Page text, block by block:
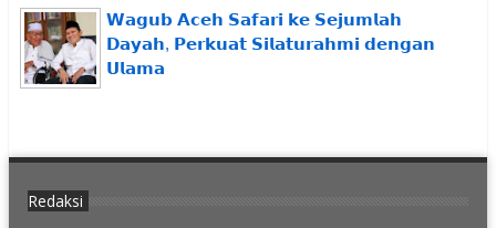
𝗪𝗮𝗴𝘂𝗯 𝗔𝗰𝗲𝗵 𝗦𝗮𝗳𝗮𝗿𝗶 𝗸𝗲 𝗦𝗲𝗷𝘂𝗺𝗹𝗮𝗵
𝗗𝗮𝘆𝗮𝗵, 𝗣𝗲𝗿𝗸𝘂𝗮𝘁 𝗦𝗶𝗹𝗮𝘁𝘂𝗿𝗮𝗵𝗺𝗶 𝗱𝗲𝗻𝗴𝗮𝗻
𝗨𝗹𝗮𝗺𝗮
Redaksi